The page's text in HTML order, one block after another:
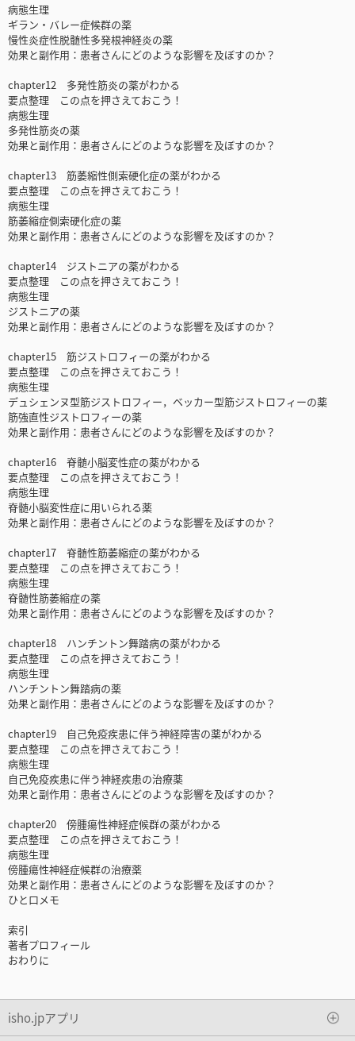
病態生理
ギラン・バレー症候群の薬
慢性炎症性脱髄性多発根神経炎の薬
効果と副作用：患者さんにどのような影響を及ぼすのか？
chapter12 多発性筋炎の薬がわかる
要点整理 この点を押さえておこう！
病態生理
多発性筋炎の薬
効果と副作用：患者さんにどのような影響を及ぼすのか？
chapter13 筋萎縮性側索硬化症の薬がわかる
要点整理 この点を押さえておこう！
病態生理
筋萎縮症側索硬化症の薬
効果と副作用：患者さんにどのような影響を及ぼすのか？
chapter14 ジストニアの薬がわかる
要点整理 この点を押さえておこう！
病態生理
ジストニアの薬
効果と副作用：患者さんにどのような影響を及ぼすのか？
chapter15 筋ジストロフィーの薬がわかる
要点整理 この点を押さえておこう！
病態生理
デュシェンヌ型筋ジストロフィー，ベッカー型筋ジストロフィーの薬
筋強直性ジストロフィーの薬
効果と副作用：患者さんにどのような影響を及ぼすのか？
chapter16 脊髄小脳変性症の薬がわかる
要点整理 この点を押さえておこう！
病態生理
脊髄小脳変性症に用いられる薬
効果と副作用：患者さんにどのような影響を及ぼすのか？
chapter17 脊髄性筋萎縮症の薬がわかる
要点整理 この点を押さえておこう！
病態生理
脊髄性筋萎縮症の薬
効果と副作用：患者さんにどのような影響を及ぼすのか？
chapter18 ハンチントン舞踏病の薬がわかる
要点整理 この点を押さえておこう！
病態生理
ハンチントン舞踏病の薬
効果と副作用：患者さんにどのような影響を及ぼすのか？
chapter19 自己免疫疾患に伴う神経障害の薬がわかる
要点整理 この点を押さえておこう！
病態生理
自己免疫疾患に伴う神経疾患の治療薬
効果と副作用：患者さんにどのような影響を及ぼすのか？
chapter20 傍腫瘍性神経症候群の薬がわかる
要点整理 この点を押さえておこう！
病態生理
傍腫瘍性神経症候群の治療薬
効果と副作用：患者さんにどのような影響を及ぼすのか？
ひと口メモ
索引
著者プロフィール
おわりに
isho.jpアプリ